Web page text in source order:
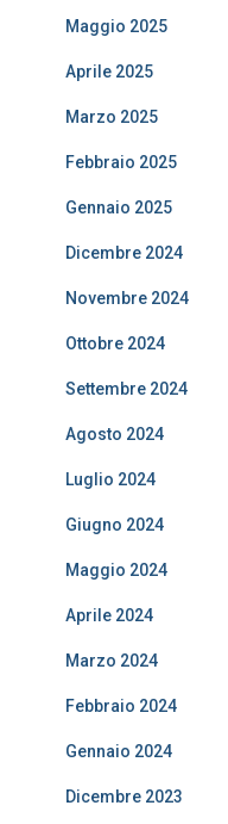
Maggio 2025
Aprile 2025
Marzo 2025
Febbraio 2025
Gennaio 2025
Dicembre 2024
Novembre 2024
Ottobre 2024
Settembre 2024
Agosto 2024
Luglio 2024
Giugno 2024
Maggio 2024
Aprile 2024
Marzo 2024
Febbraio 2024
Gennaio 2024
Dicembre 2023